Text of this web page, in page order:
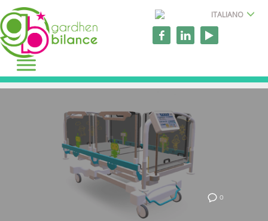
ITALIANO
0